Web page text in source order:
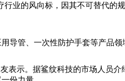
业的风向标，因其不可替代的
管、一次性防护手套等产品领
示。据鲨纹科技的市场人员介